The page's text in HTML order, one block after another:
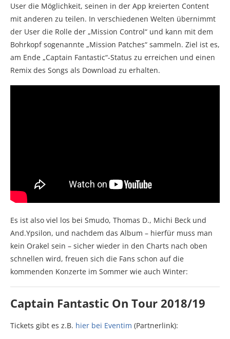
User die Möglichkeit, seinen in der App kreierten Content
mit anderen zu teilen. In verschiedenen Welten übernimmt
der User die Rolle der „Mission Control“ und kann mit dem
Bohrkopf sogenannte „Mission Patches“ sammeln. Ziel ist es,
am Ende „Captain Fantastic“-Status zu erreichen und einen
Remix des Songs als Download zu erhalten.
Es ist also viel los bei Smudo, Thomas D., Michi Beck und
And.Ypsilon, und nachdem das Album – hierfür muss man
kein Orakel sein – sicher wieder in den Charts nach oben
schnellen wird, freuen sich die Fans schon auf die
kommenden Konzerte im Sommer wie auch Winter:
Captain Fantastic On Tour 2018/19
Tickets gibt es z.B. hier bei Eventim (Partnerlink):